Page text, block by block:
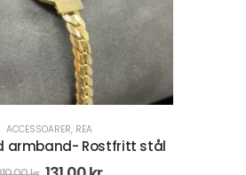
ACCESSOARER, REA
armband-Svart och
vit- Rostfritt stål